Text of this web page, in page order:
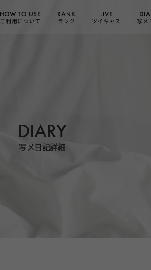
DIARY
写メ日記詳細
HOW TO USE
ご利用について
RANK
ランク
LIVE
ツイキャス 写メ